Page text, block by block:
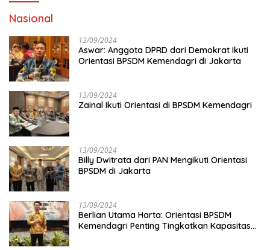
Nasional
13/09/2024
Aswar: Anggota DPRD dari Demokrat Ikuti
Orientasi BPSDM Kemendagri di Jakarta
13/09/2024
Zainal Ikuti Orientasi di BPSDM Kemendagri
13/09/2024
Billy Dwitrata dari PAN Mengikuti Orientasi
BPSDM di Jakarta
13/09/2024
Berlian Utama Harta: Orientasi BPSDM
Kemendagri Penting Tingkatkan Kapasitas